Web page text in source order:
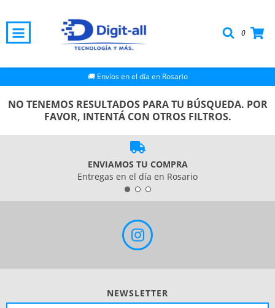
0
🚚 Envíos en el día en Rosario
NO TENEMOS RESULTADOS PARA TU BÚSQUEDA. POR
FAVOR, INTENTÁ CON OTROS FILTROS.
ENVIAMOS TU COMPRA
Entregas en el día en Rosario
NEWSLETTER